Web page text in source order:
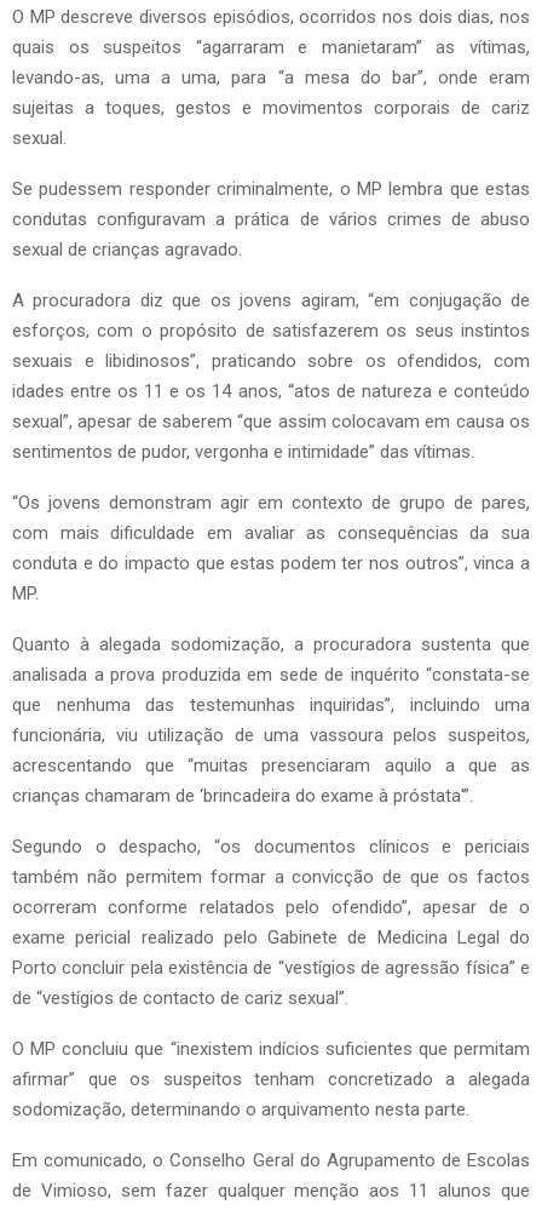
O MP descreve diversos episódios, ocorridos nos dois dias, nos
quais os suspeitos “agarraram e manietaram” as vítimas,
levando-as, uma a uma, para “a mesa do bar”, onde eram
sujeitas a toques, gestos e movimentos corporais de cariz
sexual.
Se pudessem responder criminalmente, o MP lembra que estas
condutas configuravam a prática de vários crimes de abuso
sexual de crianças agravado.
A procuradora diz que os jovens agiram, “em conjugação de
esforços, com o propósito de satisfazerem os seus instintos
sexuais e libidinosos”, praticando sobre os ofendidos, com
idades entre os 11 e os 14 anos, “atos de natureza e conteúdo
sexual”, apesar de saberem “que assim colocavam em causa os
sentimentos de pudor, vergonha e intimidade” das vítimas.
“Os jovens demonstram agir em contexto de grupo de pares,
com mais dificuldade em avaliar as consequências da sua
conduta e do impacto que estas podem ter nos outros”, vinca a
MP.
Quanto à alegada sodomização, a procuradora sustenta que
analisada a prova produzida em sede de inquérito “constata-se
que nenhuma das testemunhas inquiridas”, incluindo uma
funcionária, viu utilização de uma vassoura pelos suspeitos,
acrescentando que “muitas presenciaram aquilo a que as
crianças chamaram de ‘brincadeira do exame à próstata'”.
Segundo o despacho, “os documentos clínicos e periciais
também não permitem formar a convicção de que os factos
ocorreram conforme relatados pelo ofendido”, apesar de o
exame pericial realizado pelo Gabinete de Medicina Legal do
Porto concluir pela existência de “vestígios de agressão física” e
de “vestígios de contacto de cariz sexual”.
O MP concluiu que “inexistem indícios suficientes que permitam
afirmar” que os suspeitos tenham concretizado a alegada
sodomização, determinando o arquivamento nesta parte.
Em comunicado, o Conselho Geral do Agrupamento de Escolas
de Vimioso, sem fazer qualquer menção aos 11 alunos que